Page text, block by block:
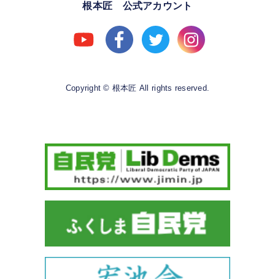
根本匠 公式アカウント
Copyright © 根本匠 All rights reserved.